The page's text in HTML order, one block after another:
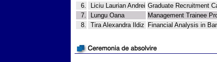
6.
Liciu Laurian Andrei Graduate Recruitment
7.
Lungu Oana
Management Trainee
8.
Tira Alexandra Ildiz Financial Analysis in